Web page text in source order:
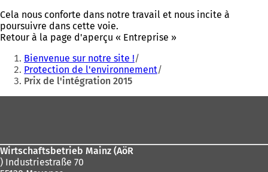
Cela nous conforte dans notre travail et nous incite à
poursuivre dans cette voie.
Retour à la page d'aperçu « Entreprise »
Vous
êtes
ici
:
Bienvenue sur notre site !
Protection de l'environnement
Prix de l'intégration 2015
Wirtschaftsbetrieb Mainz (AöR
) Industriestraße 70